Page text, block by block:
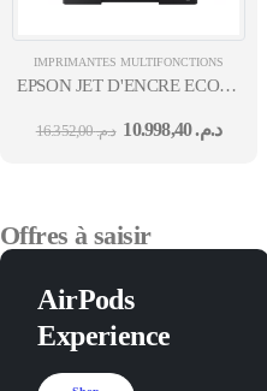
IMPRIMANTES MULTIFONCTIONS
EPSON JET D'ENCRE ECOTANK
د.م.16.352,00 د.م.10.998,40
Offres à saisir
AirPods
Experience